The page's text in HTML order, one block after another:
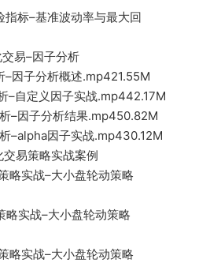
指标–基准波动率与最大回
易–因子分析
–因子分析概述.mp421.55M
–自定义因子实战.mp442.17M
–因子分析结果.mp450.82M
–alpha因子实战.mp430.12M
易策略实战案例
略实战–大小盘轮动策略
略实战–大小盘轮动策略
略实战–大小盘轮动策略